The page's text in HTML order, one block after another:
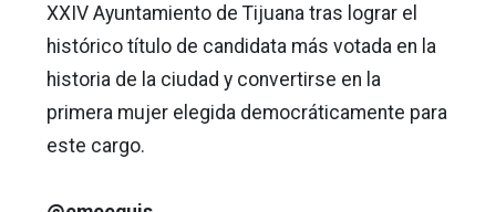
XXIV Ayuntamiento de Tijuana tras lograr el
histórico título de candidata más votada en la
historia de la ciudad y convertirse en la
primera mujer elegida democráticamente para
este cargo.